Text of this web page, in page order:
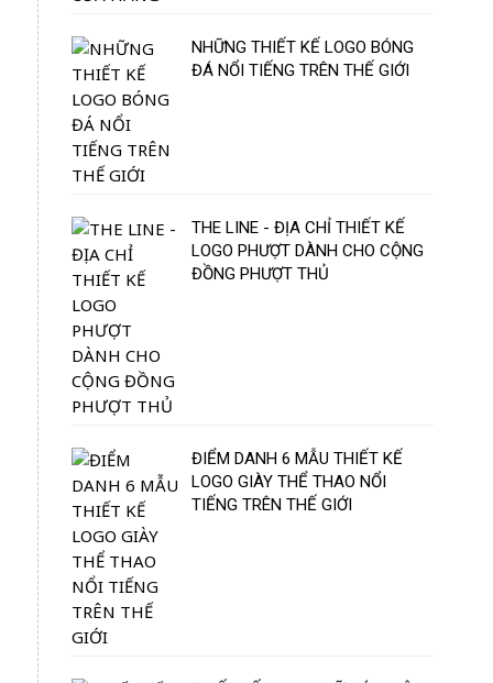
NHỮNG THIẾT KẾ LOGO BÓNG
ĐÁ NỔI TIẾNG TRÊN THẾ GIỚI
THE LINE - ĐỊA CHỈ THIẾT KẾ
LOGO PHƯỢT DÀNH CHO CỘNG
ĐỒNG PHƯỢT THỦ
ĐIỂM DANH 6 MẪU THIẾT KẾ
LOGO GIÀY THỂ THAO NỔI
TIẾNG TRÊN THẾ GIỚI